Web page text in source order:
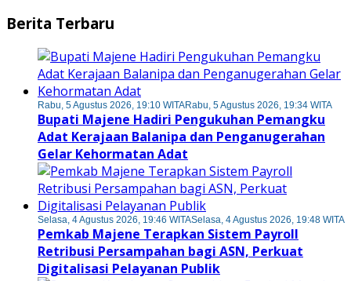
Berita Terbaru
Rabu, 5 Agustus 2026, 19:10 WITARabu, 5 Agustus 2026, 19:34 WITA
Bupati Majene Hadiri Pengukuhan Pemangku
Adat Kerajaan Balanipa dan Penganugerahan
Gelar Kehormatan Adat
Selasa, 4 Agustus 2026, 19:46 WITASelasa, 4 Agustus 2026, 19:48 WITA
Pemkab Majene Terapkan Sistem Payroll
Retribusi Persampahan bagi ASN, Perkuat
Digitalisasi Pelayanan Publik